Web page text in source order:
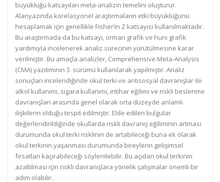
büyüklüğü katsayıları meta-analizin temelini oluşturur.
Alanyazında korelasyonel araştırmaların etki büyüklüğünü
hesaplamak için genellikle Fisher’in Z katsayısı kullanılmaktadır.
Bu araştırmada da bu katsayı, orman grafik ve huni grafik
yardımıyla incelenerek analiz sürecinin yürütülmesine karar
verilmiştir. Bu amaçla analizler, Comprehensive Meta-Analysis
(CMA) yazılımının 3. sürümü kullanılarak yapılmıştır. Analiz
sonuçları incelendiğinde okul terki ve antisosyal davranışlar ile
alkol kullanımı, sigara kullanımı, intihar eğilimi ve riskli beslenme
davranışları arasında genel olarak orta düzeyde anlamlı
ilişkilerin olduğu tespit edilmiştir. Elde edilen bulgular
değerlendirildiğinde okullarda riskli davranış eğiliminin artması
durumunda okul terki risklinin de artabileceği buna ek olarak
okul terkinin yaşanması durumunda bireylerin gelişimsel
fırsatları kaçırabileceği söylenilebilir. Bu açıdan okul terkinin
azaltılması için riskli davranışlara yönelik çalışmalar önemli bir
adım olabilir.